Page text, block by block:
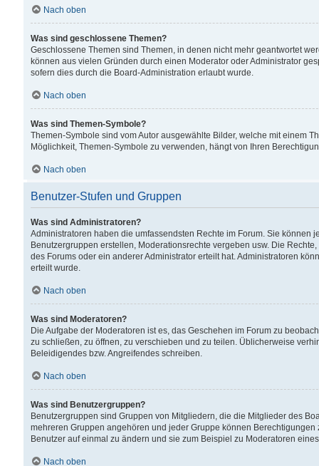
Nach oben
Was sind geschlossene Themen?
Geschlossene Themen sind Themen, in denen nicht mehr geantwortet
können aus vielen Gründen durch einen Moderator oder Administrator
sofern dies durch die Board-Administration erlaubt wurde.
Nach oben
Was sind Themen-Symbole?
Themen-Symbole sind vom Autor ausgewählte Bilder, welche mit einem
Möglichkeit, Themen-Symbole zu verwenden, hängt von Ihren
Nach oben
Benutzer-Stufen und Gruppen
Was sind Administratoren?
Administratoren haben die umfassendsten Rechte im Forum. Sie können
Benutzergruppen erstellen, Moderationsrechte vergeben usw. Die
des Forums oder ein anderer Administrator erteilt hat. Administratoren
erteilt wurde.
Nach oben
Was sind Moderatoren?
Die Aufgabe der Moderatoren ist es, das Geschehen im Forum zu
zu schließen, zu öffnen, zu verschieben und zu teilen. Üblicherweise
Beleidigendes bzw. Angreifendes schreiben.
Nach oben
Was sind Benutzergruppen?
Benutzergruppen sind Gruppen von Mitgliedern, die die Mitglieder des
mehreren Gruppen angehören und jeder Gruppe können
Benutzer auf einmal zu ändern und sie zum Beispiel zu Moderatoren
Nach oben